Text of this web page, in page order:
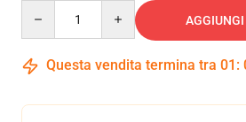
Questa vendita termina tra 01 :